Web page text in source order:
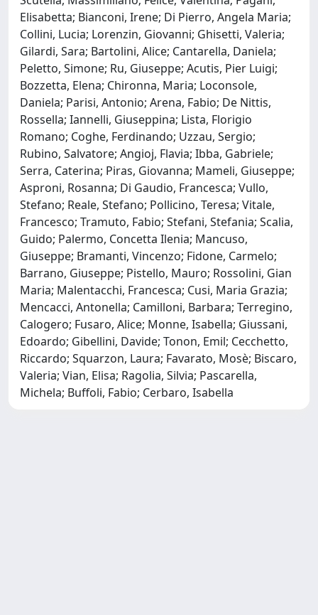
Elisabetta; Bianconi, Irene; Di Pierro, Angela Maria;
Collini, Lucia; Lorenzin, Giovanni; Ghisetti, Valeria;
Gilardi, Sara; Bartolini, Alice; Cantarella, Daniela;
Peletto, Simone; Ru, Giuseppe; Acutis, Pier Luigi;
Bozzetta, Elena; Chironna, Maria; Loconsole,
Daniela; Parisi, Antonio; Arena, Fabio; De Nittis,
Rossella; Iannelli, Giuseppina; Lista, Florigio
Romano; Coghe, Ferdinando; Uzzau, Sergio;
Rubino, Salvatore; Angioj, Flavia; Ibba, Gabriele;
Serra, Caterina; Piras, Giovanna; Mameli, Giuseppe;
Asproni, Rosanna; Di Gaudio, Francesca; Vullo,
Stefano; Reale, Stefano; Pollicino, Teresa; Vitale,
Francesco; Tramuto, Fabio; Stefani, Stefania; Scalia,
Guido; Palermo, Concetta Ilenia; Mancuso,
Giuseppe; Bramanti, Vincenzo; Fidone, Carmelo;
Barrano, Giuseppe; Pistello, Mauro; Rossolini, Gian
Maria; Malentacchi, Francesca; Cusi, Maria Grazia;
Mencacci, Antonella; Camilloni, Barbara; Terregino,
Calogero; Fusaro, Alice; Monne, Isabella; Giussani,
Edoardo; Gibellini, Davide; Tonon, Emil; Cecchetto,
Riccardo; Squarzon, Laura; Favarato, Mosè; Biscaro,
Valeria; Vian, Elisa; Ragolia, Silvia; Pascarella,
Michela; Buffoli, Fabio; Cerbaro, Isabella